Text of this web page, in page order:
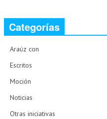
Categorías
Araúz con
Escritos
Moción
Noticias
Otras iniciativas